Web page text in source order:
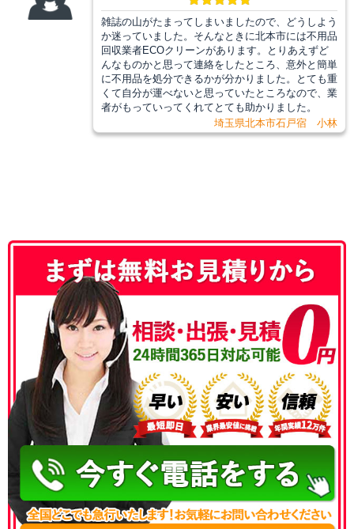
雑誌の山がたまってしまいましたので、どうしよう
か迷っていました。そんなときに北本市には不用品
回収業者ECOクリーンがあります。とりあえずど
んなものかと思って連絡をしたところ、意外と簡単
に不用品を処分できるかが分かりました。とても重
くて自分が運べないと思っていたところなので、業
者がもっていってくれてとても助かりました。
埼玉県北本市石戸宿 小林
050-3186-4780